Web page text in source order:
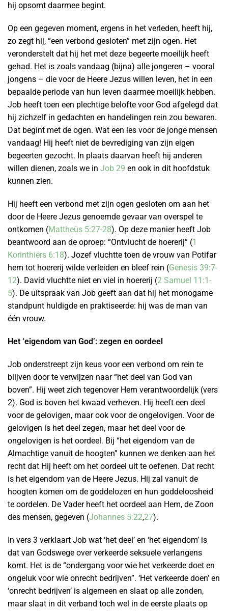
hij opsomt daarmee begint.
Op een gegeven moment, ergens in het verleden, heeft hij,
zo zegt hij, “een verbond gesloten” met zijn ogen. Het
veronderstelt dat hij het met deze begeerte moeilijk heeft
gehad. Het is zoals vandaag (bijna) alle jongeren – vooral
jongens – die voor de Heere Jezus willen leven, het in een
bepaalde periode van hun leven daarmee moeilijk hebben.
Job heeft toen een plechtige belofte voor God afgelegd dat
hij zichzelf in gedachten en handelingen rein zou bewaren.
Dat begint met de ogen. Wat een les voor de jonge mensen
vandaag! Hij heeft niet de bevrediging van zijn eigen
begeerten gezocht. In plaats daarvan heeft hij anderen
willen dienen, zoals we in Job 29 en ook in dit hoofdstuk
kunnen zien.
Hij heeft een verbond met zijn ogen gesloten om aan het
door de Heere Jezus genoemde gevaar van overspel te
ontkomen (Mattheüs 5:27-28). Op deze manier heeft Job
beantwoord aan de oproep: “Ontvlucht de hoererij” (1
Korinthiërs 6:18). Jozef vluchtte toen de vrouw van Potifar
hem tot hoererij wilde verleiden en bleef rein (Genesis 39:7-
12). David vluchtte niet en viel in hoererij (2 Samuel 11:1-
5). De uitspraak van Job geeft aan dat hij het monogame
standpunt huldigde en praktiseerde: hij was de man van
één vrouw.
Het ‘eigendom van God’: zegen en oordeel
Job onderstreept zijn keus voor een verbond om rein te
blijven door te verwijzen naar “het deel van God van
boven”. Hij weet zich tegenover Hem verantwoordelijk (vers
2). God is boven het kwaad verheven. Hij heeft een deel
voor de gelovigen, maar ook voor de ongelovigen. Voor de
gelovigen is het deel zegen, maar het deel voor de
ongelovigen is het oordeel. Bij “het eigendom van de
Almachtige vanuit de hoogten” kunnen we denken aan het
recht dat Hij heeft om het oordeel uit te oefenen. Dat recht
is het eigendom van de Heere Jezus. Hij zal vanuit de
hoogten komen om de goddelozen en hun goddeloosheid
te oordelen. De Vader heeft het oordeel aan Hem, de Zoon
des mensen, gegeven (Johannes 5:22,27).
In vers 3 verklaart Job wat ‘het deel’ en ‘het eigendom’ is
dat van Godswege over verkeerde seksuele verlangens
komt. Het is de “ondergang voor wie het verkeerde doet en
ongeluk voor wie onrecht bedrijven”. ‘Het verkeerde doen’ en
‘onrecht bedrijven’ is algemeen en slaat op alle zonden,
maar slaat in dit verband toch wel in de eerste plaats op